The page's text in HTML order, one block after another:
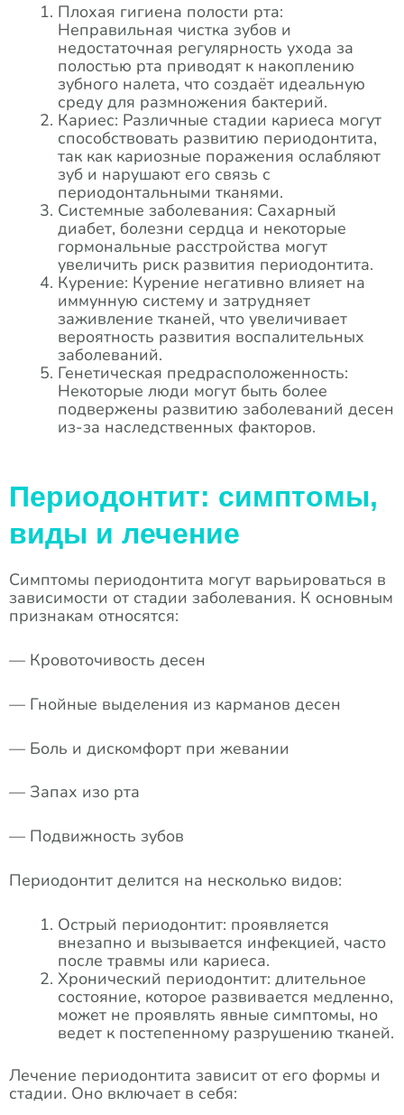
Плохая гигиена полости рта:
Неправильная чистка зубов и
недостаточная регулярность ухода за
полостью рта приводят к накоплению
зубного налета, что создаёт идеальную
среду для размножения бактерий.
Кариес: Различные стадии кариеса могут
способствовать развитию периодонтита,
так как кариозные поражения ослабляют
зуб и нарушают его связь с
периодонтальными тканями.
Системные заболевания: Сахарный
диабет, болезни сердца и некоторые
гормональные расстройства могут
увеличить риск развития периодонтита.
Курение: Курение негативно влияет на
иммунную систему и затрудняет
заживление тканей, что увеличивает
вероятность развития воспалительных
заболеваний.
Генетическая предрасположенность:
Некоторые люди могут быть более
подвержены развитию заболеваний десен
из-за наследственных факторов.
Периодонтит: симптомы,
виды и лечение
Симптомы периодонтита могут варьироваться в
зависимости от стадии заболевания. К основным
признакам относятся:
— Кровоточивость десен
— Гнойные выделения из карманов десен
— Боль и дискомфорт при жевании
— Запах изо рта
— Подвижность зубов
Периодонтит делится на несколько видов:
Острый периодонтит: проявляется
внезапно и вызывается инфекцией, часто
после травмы или кариеса.
Хронический периодонтит: длительное
состояние, которое развивается медленно,
может не проявлять явные симптомы, но
ведет к постепенному разрушению тканей.
Лечение периодонтита зависит от его формы и
стадии. Оно включает в себя: